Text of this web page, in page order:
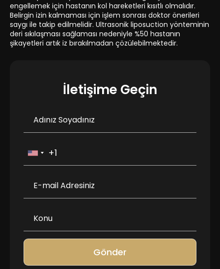
engellemek için hastanın kol hareketleri kısıtlı olmalıdır.
Belirgin izin kalmaması için işlem sonrası doktor önerileri
saygı ile takip edilmelidir. Ultrasonik liposuction yönteminin
deri sıkılaşması sağlaması nedeniyle %50 hastanın
şikayetleri artık iz bırakılmadan çözülebilmektedir.
İletişime Geçin
Gönder